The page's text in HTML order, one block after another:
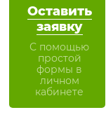
Оставить
заявку
С помощью
простой
формы в
личном
кабинете